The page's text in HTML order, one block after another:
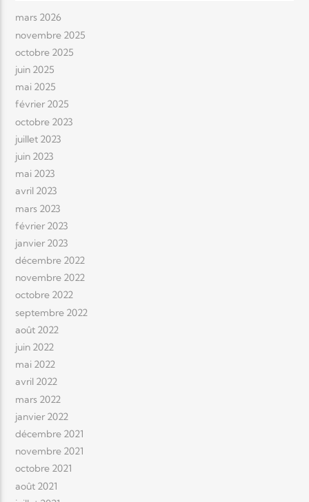
mars 2026
novembre 2025
octobre 2025
juin 2025
mai 2025
février 2025
octobre 2023
juillet 2023
juin 2023
mai 2023
avril 2023
mars 2023
février 2023
janvier 2023
décembre 2022
novembre 2022
octobre 2022
septembre 2022
août 2022
juin 2022
mai 2022
avril 2022
mars 2022
janvier 2022
décembre 2021
novembre 2021
octobre 2021
août 2021